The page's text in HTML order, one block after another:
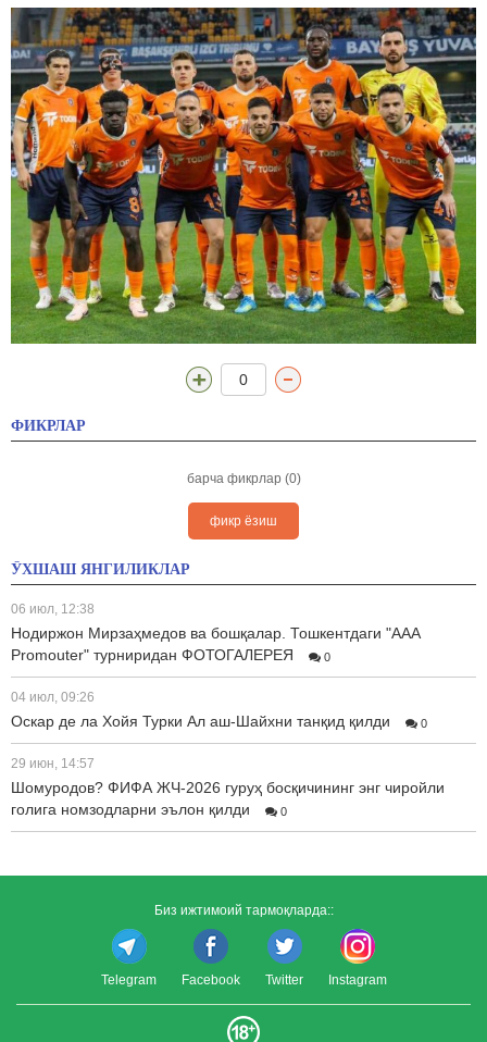
0
ФИКРЛАР
барча фикрлар (0)
фикр ёзиш
ЎХШАШ ЯНГИЛИКЛАР
06 июл, 12:38
Нодиржон Мирзаҳмедов ва бошқалар. Тошкентдаги "AAA
Promouter" турниридан ФОТОГАЛЕРЕЯ
0
04 июл, 09:26
Оскар де ла Хойя Турки Ал аш-Шайхни танқид қилди 0
29 июн, 14:57
Шомуродов? ФИФА ЖЧ-2026 гуруҳ босқичининг энг чиройли
голига номзодларни эълон қилди
0
Биз ижтимоий тармоқларда::
Telegram Facebook Twitter Instagram